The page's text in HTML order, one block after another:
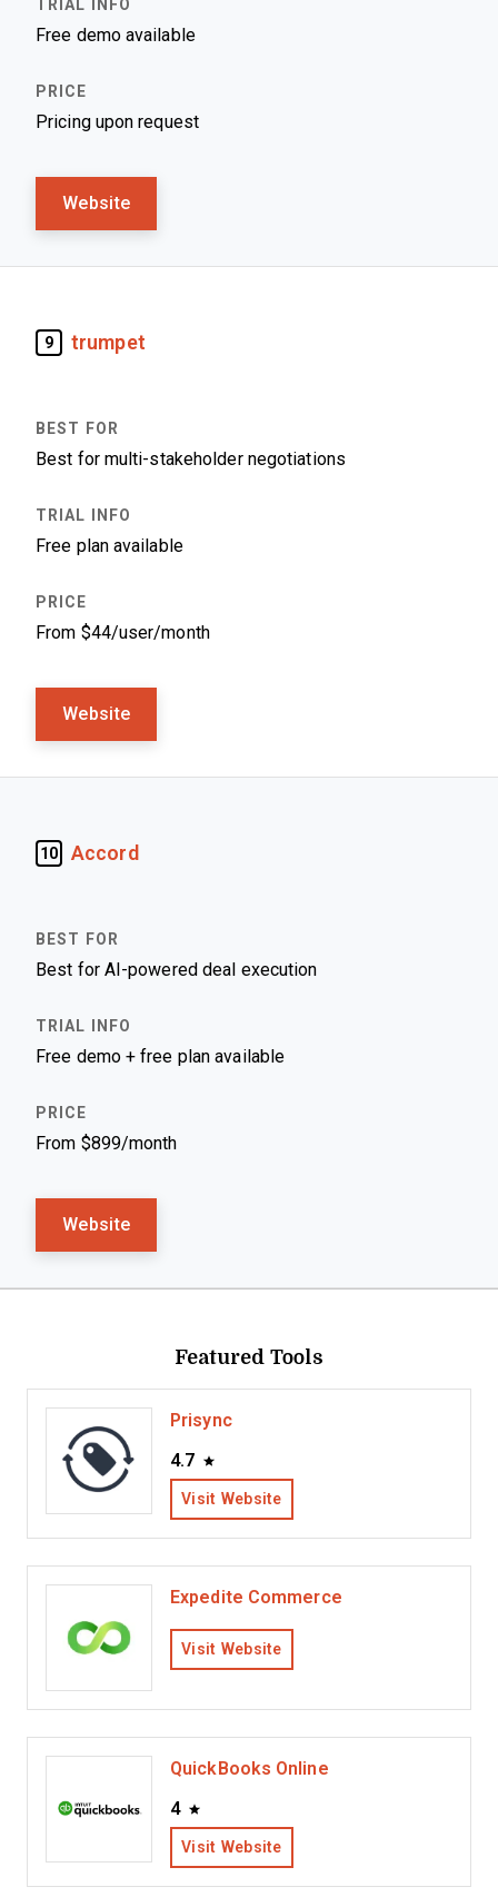
Free demo available
Pricing upon request
Website
9 trumpet
Best for multi-stakeholder negotiations
Free plan available
From $44/user/month
Website
10 Accord
Best for AI-powered deal execution
Free demo + free plan available
From $899/month
Website
Featured Tools
Prisync
4.7
Visit Website
Expedite Commerce
Visit Website
QuickBooks Online
4
Visit Website